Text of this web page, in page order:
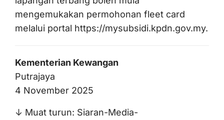
mengemukakan permohonan fleet card
melalui portal https://mysubsidi.kpdn.gov.my.
Kementerian Kewangan
Putrajaya
4 November 2025
↓ Muat turun: Siaran-Media-